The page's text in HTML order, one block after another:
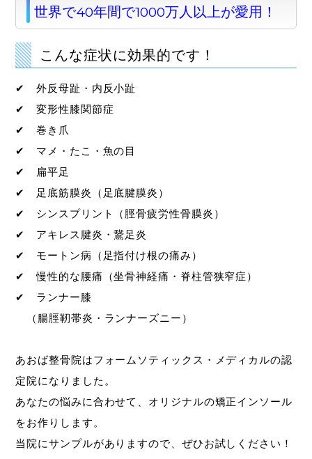
世界で40年間で1000万人以上が愛用！
こんな症状に効果的です！
✔ 外反母趾・内反小趾
✔ 変形性膝関節症
✔ 巻き爪
✔ マメ・たこ・魚の目
✔ 扁平足
✔ 足底筋膜炎（足底腱膜炎）
✔ シンスプリント（脛骨疲労性骨膜炎）
✔ アキレス腱炎・鵞足炎
✔ モートン病（足指付け根の痛み）
✔ 慢性的な腰痛（坐骨神経痛・脊柱管狭窄症）
✔ ランナー膝
（腸脛靭帯炎・ランナーズニー）
あおば整骨院はフォームソティックス・メディカルの認
定院になりました。
あなたの悩みに合わせて、オリジナルの矯正インソール
をお作りします。
当院にサンプルがありますので、ぜひお試しください！